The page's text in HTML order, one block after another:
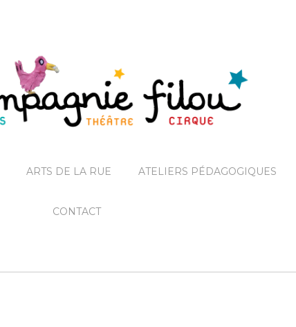
ARTS DE LA RUE ATELIERS PÉDAGOGIQUES
CONTACT